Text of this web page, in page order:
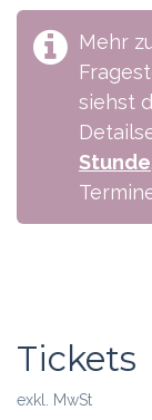
Mehr
siehst
Stunde
Tickets
exkl. MwSt